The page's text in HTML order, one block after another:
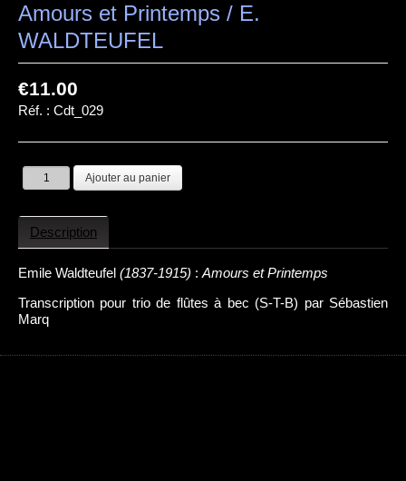
Amours et Printemps / E.
WALDTEUFEL
€11.00
Réf. : Cdt_029
Description
Emile Waldteufel (1837-1915) : Amours et Printemps
Transcription pour trio de flûtes à bec (S-T-B) par Sébastien
Marq